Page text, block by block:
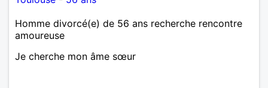
Homme divorcé(e) de 56 ans recherche rencontre
amoureuse
Je cherche mon âme sœur